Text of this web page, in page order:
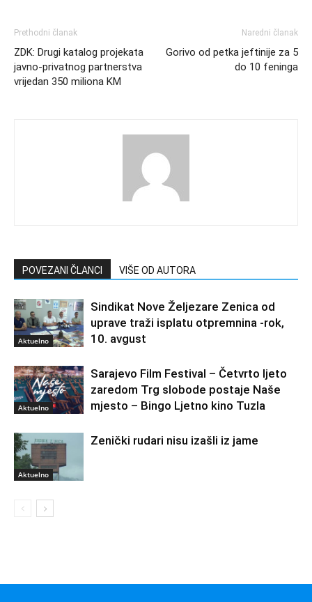
Prethodni članak
ZDK: Drugi katalog projekata
javno-privatnog partnerstva
vrijedan 350 miliona KM
Naredni članak
Gorivo od petka jeftinije za 5
do 10 feninga
POVEZANI ČLANCI VIŠE OD AUTORA
Aktuelno
Sindikat Nove Željezare Zenica od
uprave traži isplatu otpremnina -rok,
10. avgust
Aktuelno
Sarajevo Film Festival – Četvrto ljeto
zaredom Trg slobode postaje Naše
mjesto – Bingo Ljetno kino Tuzla
Aktuelno
Zenički rudari nisu izašli iz jame